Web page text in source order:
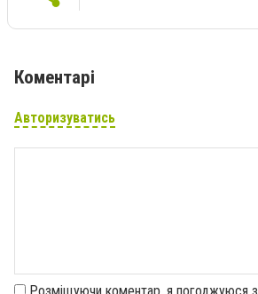
Коментарі
Авторизуватись